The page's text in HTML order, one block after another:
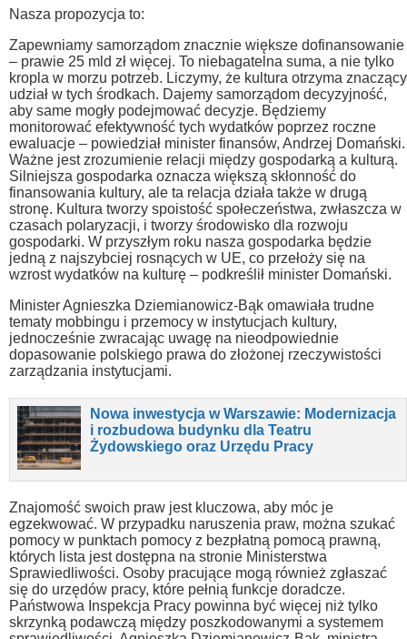
Nasza propozycja to:
Zapewniamy samorządom znacznie większe dofinansowanie
– prawie 25 mld zł więcej. To niebagatelna suma, a nie tylko
kropla w morzu potrzeb. Liczymy, że kultura otrzyma znaczący
udział w tych środkach. Dajemy samorządom decyzyjność,
aby same mogły podejmować decyzje. Będziemy
monitorować efektywność tych wydatków poprzez roczne
ewaluacje – powiedział minister finansów, Andrzej Domański.
Ważne jest zrozumienie relacji między gospodarką a kulturą.
Silniejsza gospodarka oznacza większą skłonność do
finansowania kultury, ale ta relacja działa także w drugą
stronę. Kultura tworzy spoistość społeczeństwa, zwłaszcza w
czasach polaryzacji, i tworzy środowisko dla rozwoju
gospodarki. W przyszłym roku nasza gospodarka będzie
jedną z najszybciej rosnących w UE, co przełoży się na
wzrost wydatków na kulturę – podkreślił minister Domański.
Minister Agnieszka Dziemianowicz-Bąk omawiała trudne
tematy mobbingu i przemocy w instytucjach kultury,
jednocześnie zwracając uwagę na nieodpowiednie
dopasowanie polskiego prawa do złożonej rzeczywistości
zarządzania instytucjami.
Nowa inwestycja w Warszawie: Modernizacja
i rozbudowa budynku dla Teatru
Żydowskiego oraz Urzędu Pracy
Znajomość swoich praw jest kluczowa, aby móc je
egzekwować. W przypadku naruszenia praw, można szukać
pomocy w punktach pomocy z bezpłatną pomocą prawną,
których lista jest dostępna na stronie Ministerstwa
Sprawiedliwości. Osoby pracujące mogą również zgłaszać
się do urzędów pracy, które pełnią funkcje doradcze.
Państwowa Inspekcja Pracy powinna być więcej niż tylko
skrzynką podawczą między poszkodowanymi a systemem